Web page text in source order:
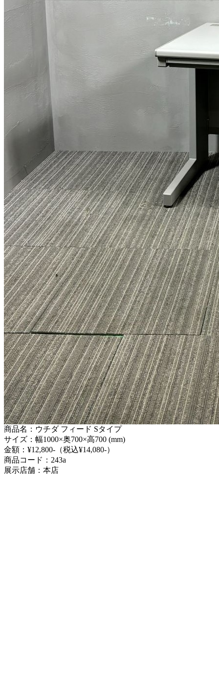
商品名：ウチダ フィード Sタイプ
サイズ：幅1000×奥700×高700 (mm)
金額：¥12,800-（税込¥14,080-）
商品コード：243a
展示店舗：本店